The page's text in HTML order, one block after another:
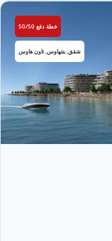
خطة دفع 50/50
شقق, بنتهاوس, تاون هاوس